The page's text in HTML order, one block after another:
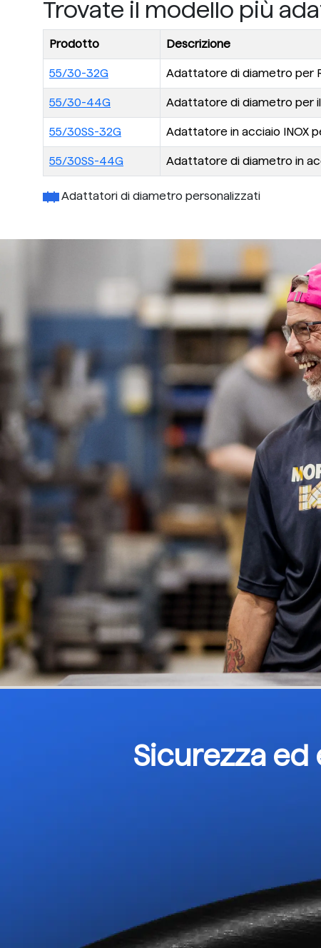
Trovate il modello più
Prodotto Descrizione
55/30-32G Adattatore di diametro per
55/30-44G Adattatore di diametro per il
55/30SS-32G Adattatore in acciaio INOX
55/30SS-44G Adattatore di diametro in
Adattatori di diametro personalizzati
Sicurezza